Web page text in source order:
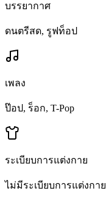
บรรยากาศ
ดนตรีสด, รูฟท็อป
เพลง
ป๊อป, ร็อก, T-Pop
ระเบียบการแต่งกาย
ไม่มีระเบียบการแต่งกาย